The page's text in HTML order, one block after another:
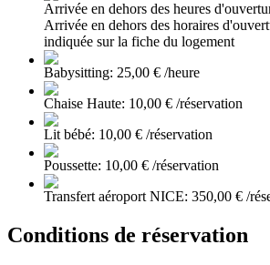
Arrivée en dehors des heures
Arrivée en dehors des horaires
indiquée sur la fiche du logement
Babysitting: 25,00 € /heure
Chaise Haute: 10,00 € /réservation
Lit bébé: 10,00 € /réservation
Poussette: 10,00 € /réservation
Transfert aéroport NICE: 350,00 € /
Conditions de réservation